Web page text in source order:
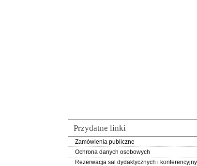
Przydatne linki
Zamówienia publiczne
Ochrona danych osobowych
Rezerwacja sal dydaktycznych i